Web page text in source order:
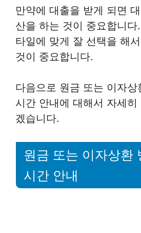
만약에 대출을 받게 되면
산을 하는 것이 중요합니
타일에 맞게 잘 선택을 해
것이 중요합니다.
다음으로 원금 또는 이자상
시간 안내에 대해서 자세
겠습니다.
원금 또는 이자상환
시간 안내